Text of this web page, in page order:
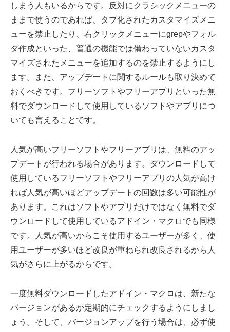
しまう人もいるからです。反対にクラシックメニューの
ままで使うのであれば、タブ化されたカスタマイズメニ
ューを禁止したり、右クリックメニューにgrepやフォル
ダ作成といった、普通の機能では備わっていないカスタ
マイズされたメニューを追加するのを禁止するようにし
ます。また、アップデートに関するルールも取り決めて
おくべきです。フリーソフトやフリーアプリといった無
料でダウンロードして使用しているソフトやアプリにつ
いても言えることです。
人気が高いフリーソフトやフリーアプリは、無料のアッ
プデートが行われる場合があります。ダウンロードして
使用しているフリーソフトやフリーアプリの人気が高け
れば人気が高いほどアップデートの回数は多い可能性が
あります。これはソフトやアプリだけではなく無料でダ
ウンロードして使用しているアドイン・マクロでも同様
です。人気が高いからこそ使用するユーザーが多く、使
用ユーザーが多いほど改良が重ねられ改良されるから人
気がさらに上がるからです。
一度無料ダウンロードしたアドイン・マクロは、新たな
バージョンがあるか定期的にチェックするようにしまし
ょう。そして、バージョンアップを行う場合は、必ず使